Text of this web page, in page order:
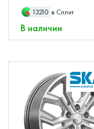
13210 в Сплит
В наличии